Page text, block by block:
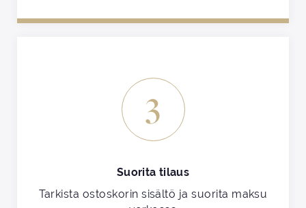
3
Suorita tilaus
Tarkista ostoskorin sisältö ja suorita maksu